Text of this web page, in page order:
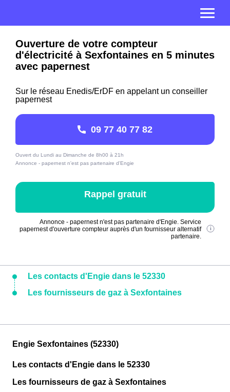
Ouverture de votre compteur
d'électricité à Sexfontaines en 5 minutes
avec papernest
Sur le réseau Enedis/ErDF en appelant un conseiller
papernest
09 77 40 77 82
Ouvert du Lundi au Dimanche de 8h00 à 21h
Annonce - papernest n'est pas partenaire d'Engie
Rappel gratuit
Annonce - papernest n'est pas partenaire d'Engie. Service
papernest d'ouverture compteur auprès d'un fournisseur alternatif
partenaire.
Les contacts d'Engie dans le 52330
Les fournisseurs de gaz à Sexfontaines
Engie Sexfontaines (52330)
Les contacts d'Engie dans le 52330
Les fournisseurs de gaz à Sexfontaines